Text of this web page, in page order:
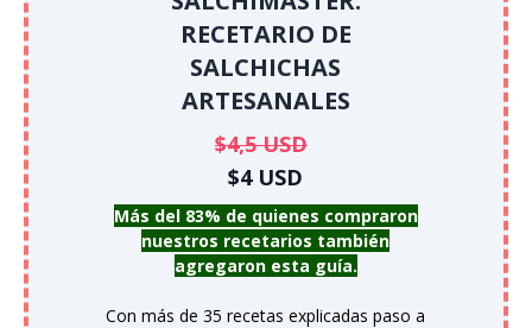
RECETARIO DE
SALCHICHAS
ARTESANALES
$4,5 USD
$4 USD
Más del 83% de quienes compraron
nuestros recetarios también
agregaron esta guía.
Con más de 35 recetas explicadas paso a